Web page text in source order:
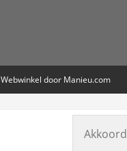
Webwinkel door Manieu.com
Akkoord